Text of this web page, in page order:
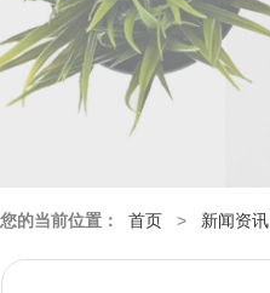
您的当前位置： 首页 > 新闻资讯